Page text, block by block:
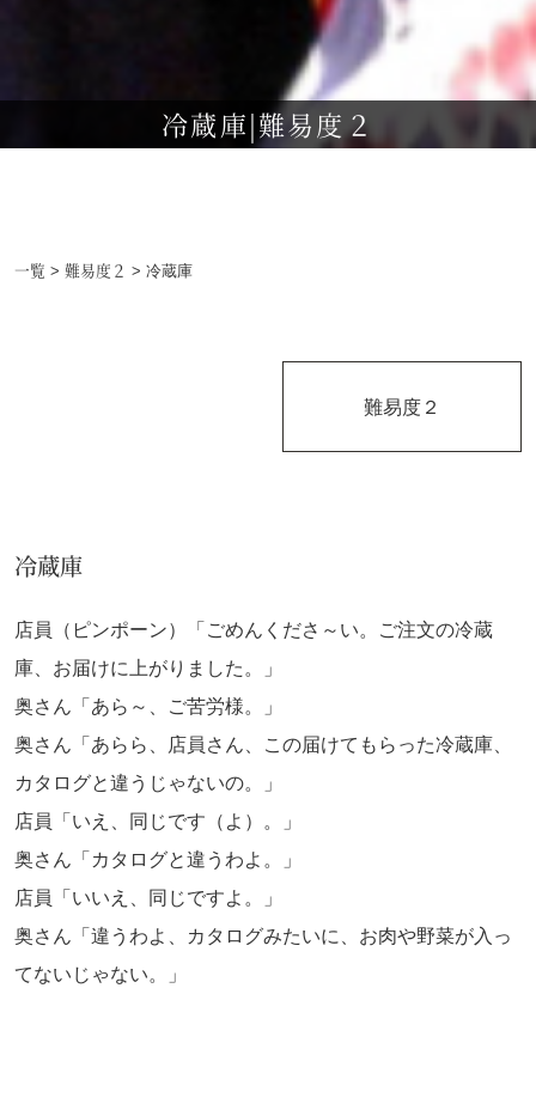
冷蔵庫|難易度２
一覧 > 難易度２ > 冷蔵庫
難易度２
冷蔵庫
店員（ピンポーン）「ごめんくださ～い。ご注文の冷蔵
庫、お届けに上がりました。」
奥さん「あら～、ご苦労様。」
奥さん「あらら、店員さん、この届けてもらった冷蔵庫、
カタログと違うじゃないの。」
店員「いえ、同じです（よ）。」
奥さん「カタログと違うわよ。」
店員「いいえ、同じですよ。」
奥さん「違うわよ、カタログみたいに、お肉や野菜が入っ
てないじゃない。」